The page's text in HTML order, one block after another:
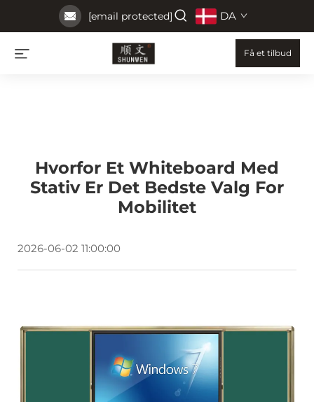
[email protected] DA
Få et tilbud
Hvorfor Et Whiteboard Med
Stativ Er Det Bedste Valg For
Mobilitet
2026-06-02 11:00:00